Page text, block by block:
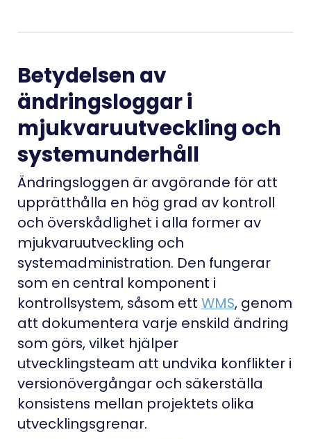
Betydelsen av
ändringsloggar i
mjukvaruutveckling och
systemunderhåll
Ändringsloggen är avgörande för att
upprätthålla en hög grad av kontroll
och överskådlighet i alla former av
mjukvaruutveckling och
systemadministration. Den fungerar
som en central komponent i
kontrollsystem, såsom ett WMS, genom
att dokumentera varje enskild ändring
som görs, vilket hjälper
utvecklingsteam att undvika konflikter i
versionövergångar och säkerställa
konsistens mellan projektets olika
utvecklingsgrenar.